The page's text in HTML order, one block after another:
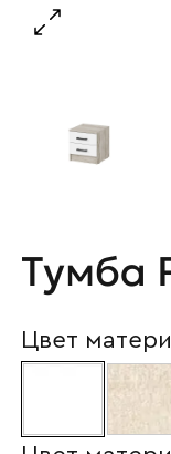
Тумба
Цвет